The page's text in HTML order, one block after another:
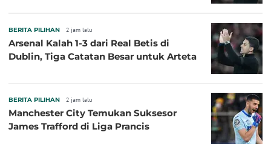
BERITA PILIHAN 2 jam lalu
Arsenal Kalah 1-3 dari Real Betis di
Dublin, Tiga Catatan Besar untuk Arteta
BERITA PILIHAN 2 jam lalu
Manchester City Temukan Suksesor
James Trafford di Liga Prancis